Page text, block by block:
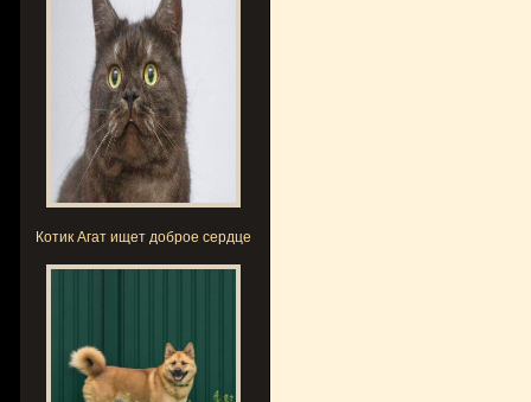
Котик Агат ищет доброе сердце